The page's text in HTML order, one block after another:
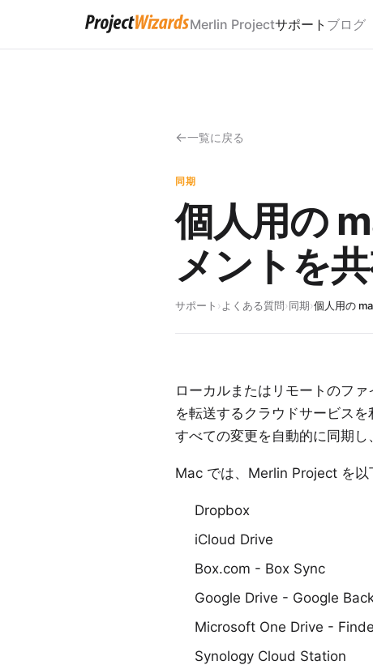
Merlin Projectサポート ブログ
一覧に戻る
同期
個人用の
メントを
サポート › よくある質問›同期›個人用の
ローカルまたはリモートのフ
を転送するクラウドサービス
すべての変更を自動的に同期し
Mac では、 Merlin Project を以
Dropbox
iCloud Drive
Box.com - Box Sync
Google Drive - Google
Microsoft One Drive -
Synology Cloud Station